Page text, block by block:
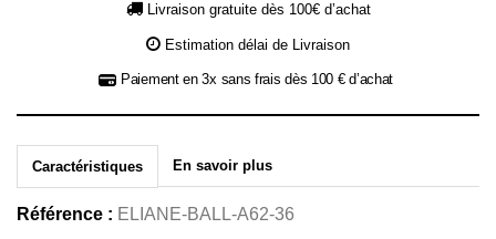
Livraison gratuite dès 100€ d’achat
Estimation délai de Livraison
Paiement en 3x sans frais dès 100 € d’achat
Caractéristiques En savoir plus
Référence : ELIANE-BALL-A62-36